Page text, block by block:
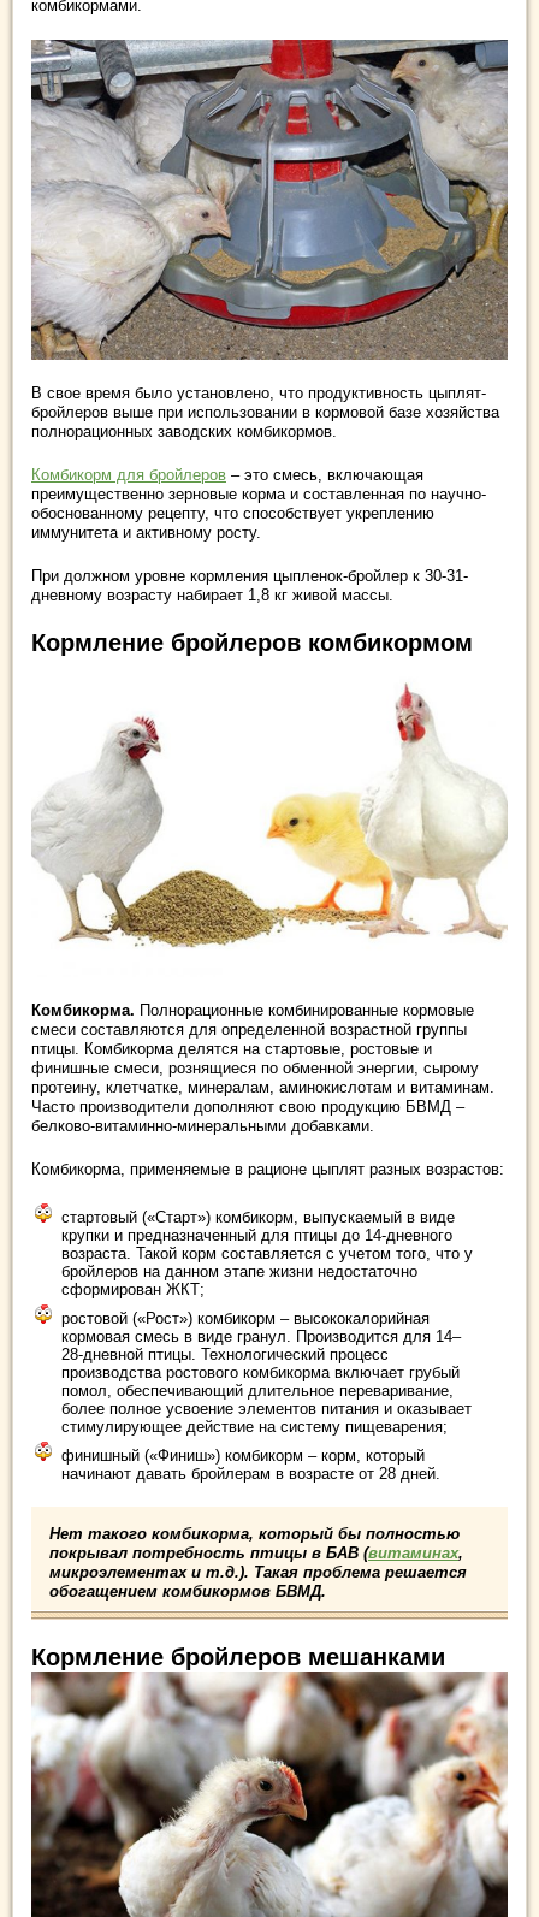
комбикормами.
В свое время было установлено, что продуктивность цыплят-
бройлеров выше при использовании в кормовой базе хозяйства
полнорационных заводских комбикормов.
Комбикорм для бройлеров – это смесь, включающая
преимущественно зерновые корма и составленная по научно-
обоснованному рецепту, что способствует укреплению
иммунитета и активному росту.
При должном уровне кормления цыпленок-бройлер к 30-31-
дневному возрасту набирает 1,8 кг живой массы.
Кормление бройлеров комбикормом
Комбикорма. Полнорационные комбинированные кормовые
смеси составляются для определенной возрастной группы
птицы. Комбикорма делятся на стартовые, ростовые и
финишные смеси, рознящиеся по обменной энергии, сырому
протеину, клетчатке, минералам, аминокислотам и витаминам.
Часто производители дополняют свою продукцию БВМД –
белково-витаминно-минеральными добавками.
Комбикорма, применяемые в рационе цыплят разных возрастов:
стартовый («Старт») комбикорм, выпускаемый в виде
крупки и предназначенный для птицы до 14-дневного
возраста. Такой корм составляется с учетом того, что у
бройлеров на данном этапе жизни недостаточно
сформирован ЖКТ;
ростовой («Рост») комбикорм – высококалорийная
кормовая смесь в виде гранул. Производится для 14–
28-дневной птицы. Технологический процесс
производства ростового комбикорма включает грубый
помол, обеспечивающий длительное переваривание,
более полное усвоение элементов питания и оказывает
стимулирующее действие на систему пищеварения;
финишный («Финиш») комбикорм – корм, который
начинают давать бройлерам в возрасте от 28 дней.
Нет такого комбикорма, который бы полностью
покрывал потребность птицы в БАВ (витаминах,
микроэлементах и т.д.). Такая проблема решается
обогащением комбикормов БВМД.
Кормление бройлеров мешанками